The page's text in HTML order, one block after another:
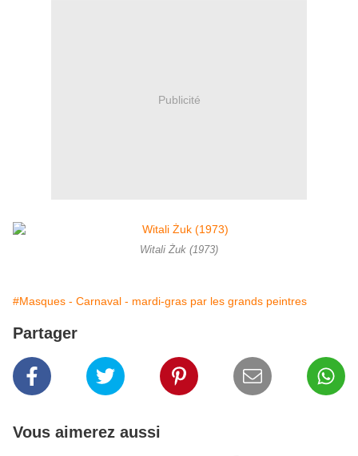
Publicité
Witali Żuk (1973)
#Masques - Carnaval - mardi-gras par les grands peintres
Partager
Vous aimerez aussi